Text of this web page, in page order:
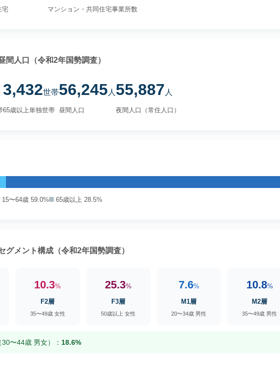
宅 マンション・共同住宅事業所数
間人口（令和2年国勢調査）
3,432世帯
65歳以上単独世帯
56,245 人
昼間人口
55,887 人
夜間人口（常住人口）
15〜64歳 59.0% 65歳以上 28.5%
グメント構成（令和2年国勢調査）
10.3%
F2層
35〜49歳 女性
25.3%
F3層
50歳以上 女性
7.6%
M1層
20〜34歳 男性
10.8%
M2層
35〜49歳 男性
〜44歳 男女）： 18.6%